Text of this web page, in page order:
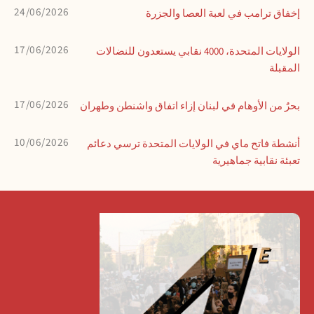
24/06/2026 إخفاق ترامب في لعبة العصا والجزرة
17/06/2026
الولايات المتحدة، 4000 نقابي يستعدون للنضالات
المقبلة
17/06/2026 بحرٌ من الأوهام في لبنان إزاء اتفاق واشنطن وطهران
10/06/2026
أنشطة فاتح ماي في الولايات المتحدة ترسي دعائم
تعبئة نقابية جماهيرية